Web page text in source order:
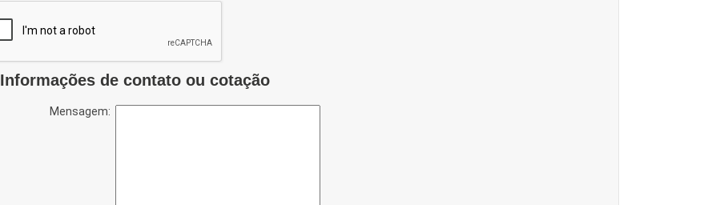
Informações de contato ou cotação
Mensagem: